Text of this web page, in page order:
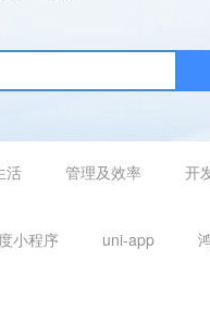
活 管理及效率 开
小程序 uni-app